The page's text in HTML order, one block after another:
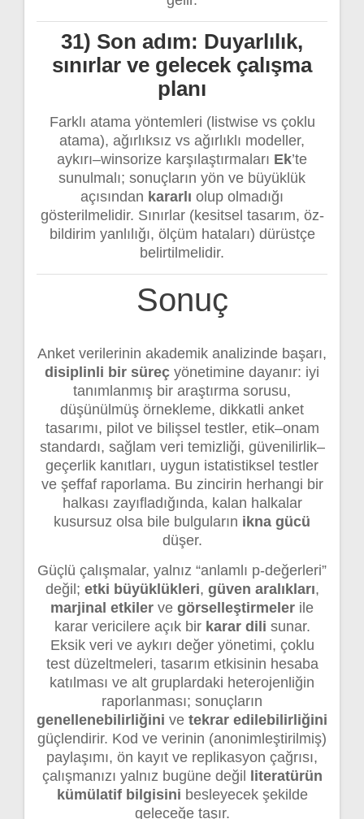
31) Son adım: Duyarlılık,
sınırlar ve gelecek çalışma
planı
Farklı atama yöntemleri (listwise vs çoklu
atama), ağırlıksız vs ağırlıklı modeller,
aykırı–winsorize karşılaştırmaları Ek’te
sunulmalı; sonuçların yön ve büyüklük
açısından kararlı olup olmadığı
gösterilmelidir. Sınırlar (kesitsel tasarım, öz-
bildirim yanlılığı, ölçüm hataları) dürüstçe
belirtilmelidir.
Sonuç
Anket verilerinin akademik analizinde başarı,
disiplinli bir süreç yönetimine dayanır: iyi
tanımlanmış bir araştırma sorusu,
düşünülmüş örnekleme, dikkatli anket
tasarımı, pilot ve bilişsel testler, etik–onam
standardı, sağlam veri temizliği, güvenilirlik–
geçerlik kanıtları, uygun istatistiksel testler
ve şeffaf raporlama. Bu zincirin herhangi bir
halkası zayıfladığında, kalan halkalar
kusursuz olsa bile bulguların ikna gücü
düşer.
Güçlü çalışmalar, yalnız “anlamlı p-değerleri”
değil; etki büyüklükleri, güven aralıkları,
marjinal etkiler ve görselleştirmeler ile
karar vericilere açık bir karar dili sunar.
Eksik veri ve aykırı değer yönetimi, çoklu
test düzeltmeleri, tasarım etkisinin hesaba
katılması ve alt gruplardaki heterojenliğin
raporlanması; sonuçların
genellenebilirliğini ve tekrar edilebilirliğini
güçlendirir. Kod ve verinin (anonimleştirilmiş)
paylaşımı, ön kayıt ve replikasyon çağrısı,
çalışmanızı yalnız bugüne değil
literatürün
kümülatif bilgisini besleyecek şekilde
geleceğe taşır.